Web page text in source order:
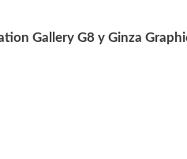
Gallery G8 y Ginza